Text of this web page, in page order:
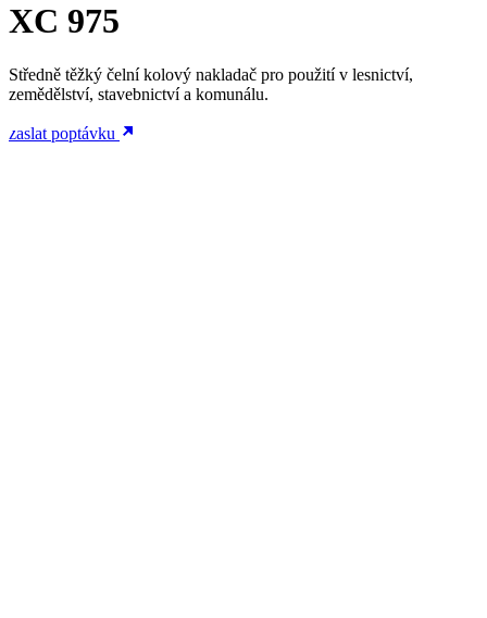
XC 975
Středně těžký čelní kolový nakladač pro použití v lesnictví,
zemědělství, stavebnictví a komunálu.
zaslat poptávku